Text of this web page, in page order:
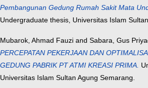
Pembangunan Gedung Rumah Sakit Mata
Undergraduate thesis, Universitas Islam
Mubarok, Ahmad Fauzi and Sabara, Gus
PERCEPATAN PEKERJAAN DAN
GEDUNG PABRIK PT ATMI KREASI PRIMA.
Universitas Islam Sultan Agung Semarang.